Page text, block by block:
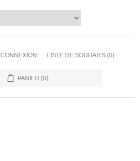
CONNEXION LISTE DE SOUHAITS (0)
PANIER (0)